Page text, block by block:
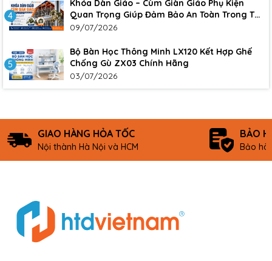
4
Khóa Dàn Giáo – Cùm Giàn Giáo Phụ Kiện
Quan Trọng Giúp Đảm Bảo An Toàn Trong Thi
Công Xây Dựng
09/07/2026
5
Bộ Bàn Học Thông Minh LX120 Kết Hợp Ghế
Chống Gù ZX03 Chính Hãng
03/07/2026
GIAO HÀNG HỎA TỐC
Nội thành Hà Nội và HCM
BẢO
Bảo